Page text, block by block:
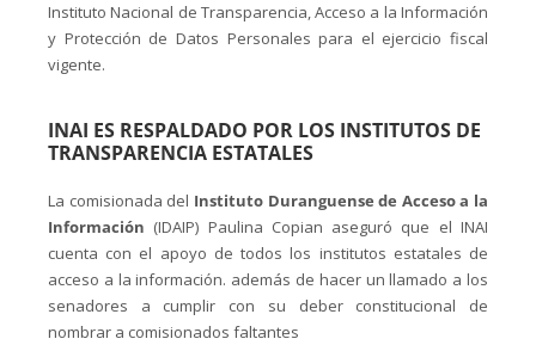
Instituto Nacional de Transparencia, Acceso a la Información
y Protección de Datos Personales para el ejercicio fiscal
vigente.
INAI ES RESPALDADO POR LOS INSTITUTOS DE
TRANSPARENCIA ESTATALES
La comisionada del Instituto Duranguense de Acceso a la
Información (IDAIP) Paulina Copian aseguró que el INAI
cuenta con el apoyo de todos los institutos estatales de
acceso a la información. además de hacer un llamado a los
senadores a cumplir con su deber constitucional de
nombrar a comisionados faltantes